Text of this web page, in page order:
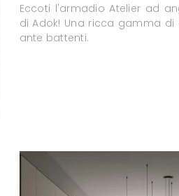
Eccoti l'armadio Atelier ad
di Adok! Una ricca gamma
ante battenti.